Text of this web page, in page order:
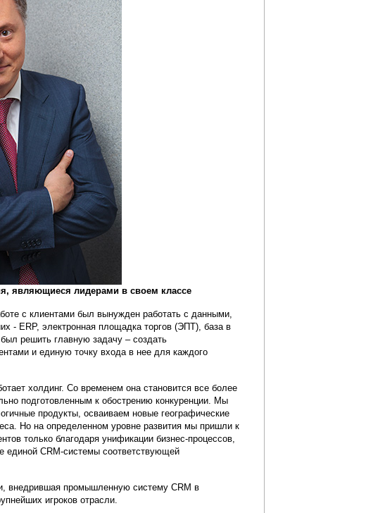
являющиеся лидерами в своем классе
с клиентами был вынужден работать с данными,
- ERP, электронная площадка торгов (ЭПТ), база в
решить главную задачу – создать
и единую точку входа в нее для каждого
холдинг. Со временем она становится все более
подготовленным к обострению конкуренции. Мы
продукты, осваиваем новые географические
Но на определенном уровне развития мы пришли к
только благодаря унификации бизнес-процессов,
единой CRM-системы соответствующей
внедрившая промышленную систему CRM в
игроков отрасли.